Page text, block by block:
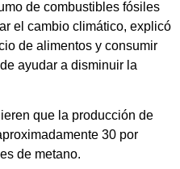
de combustibles fósiles
el cambio climático, explicó
de alimentos y consumir
ayudar a disminuir la
que la producción de
30 por
de metano.